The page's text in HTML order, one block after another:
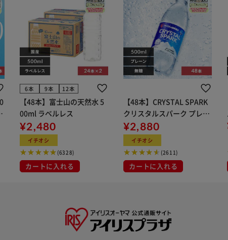
6本 9本 12本
【48本】富士山の天然水 5
00ml ラベルレス
¥2,480
イチオシ
(6328)
カートに入れる
【48本】CRYSTAL SPARK
クリスタルスパーク プレー
ン 500ml
¥2,880
イチオシ
(2611)
カートに入れる